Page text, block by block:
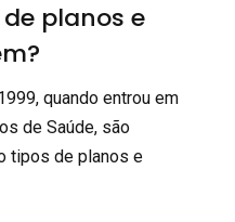
planos e
quando entrou em
de Saúde, são
tipos de planos e